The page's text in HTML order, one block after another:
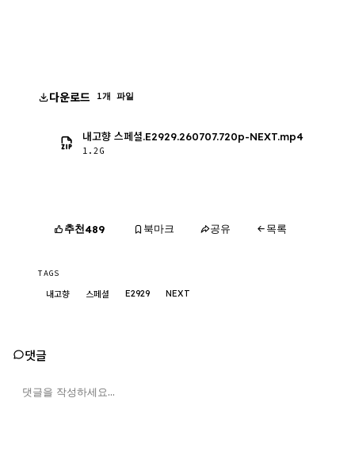
다운로드 1개 파일
내고향 스페셜.E2929.260707.720p-NEXT.mp4
1.2G
추천489 북마크 공유 목록
TAGS
내고향 스페셜 E2929 NEXT
댓글